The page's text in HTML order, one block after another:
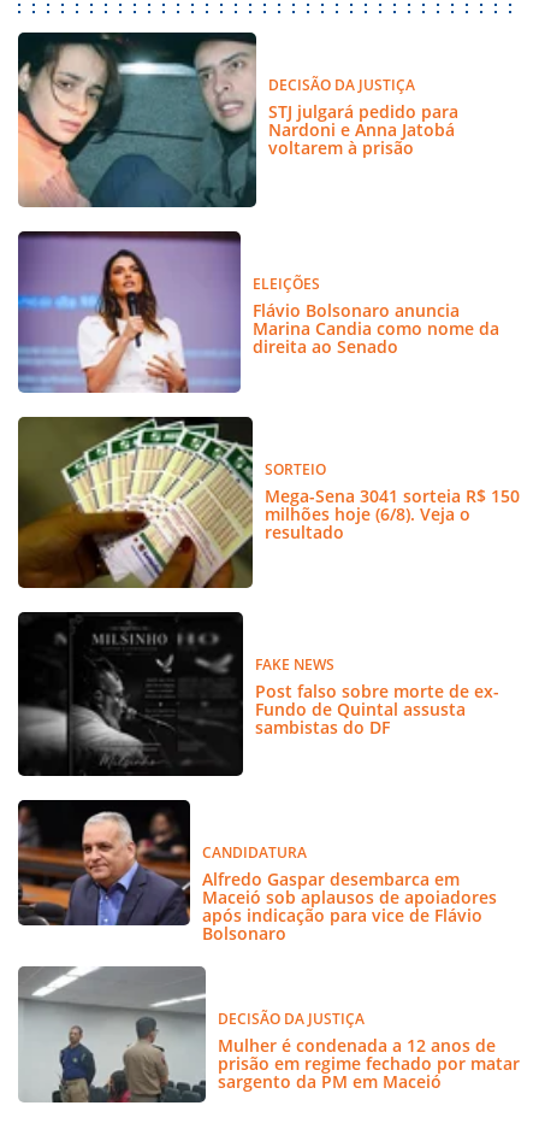
DECISÃO DA JUSTIÇA
STJ julgará pedido para
Nardoni e Anna Jatobá
voltarem à prisão
ELEIÇÕES
Flávio Bolsonaro anuncia
Marina Candia como nome da
direita ao Senado
SORTEIO
Mega-Sena 3041 sorteia R$ 150
milhões hoje (6/8). Veja o
resultado
FAKE NEWS
Post falso sobre morte de ex-
Fundo de Quintal assusta
sambistas do DF
CANDIDATURA
Alfredo Gaspar desembarca em
Maceió sob aplausos de apoiadores
após indicação para vice de Flávio
Bolsonaro
DECISÃO DA JUSTIÇA
Mulher é condenada a 12 anos de
prisão em regime fechado por matar
sargento da PM em Maceió